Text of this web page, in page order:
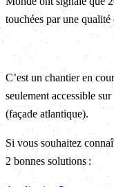
touchées par une
C’est un chantier en
seulement accessible
(façade atlantique).
Si vous souhaitez
2 bonnes solutions :